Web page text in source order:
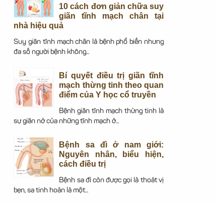
10 cách đơn giản chữa suy
giãn tĩnh mạch chân tại
nhà hiệu quả
Suy giãn tĩnh mạch chân là bệnh phổ biến nhưng
đa số người bệnh không...
Bí quyết điều trị giãn tĩnh
mạch thừng tinh theo quan
điểm của Y học cổ truyền
Bệnh giãn tĩnh mạch thừng tinh là
sự giãn nở của những tĩnh mạch ở...
Bệnh sa đì ở nam giới:
Nguyên nhân, biểu hiện,
cách điều trị
Bệnh sa đì còn được gọi là thoát vị
bẹn, sa tinh hoàn là một...